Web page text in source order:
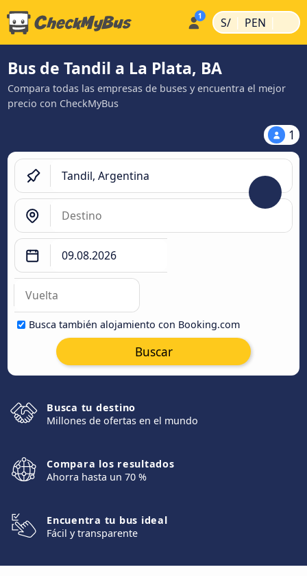
S/ | PEN |
Bus de Tandil a La Plata, BA
Compara todas las empresas de buses y encuentra el mejor
precio con CheckMyBus
1
Busca también alojamiento con Booking.com
Buscar
Busca tu destino
Millones de ofertas en el mundo
Compara los resultados
Ahorra hasta un 70 %
Encuentra tu bus ideal
Fácil y transparente